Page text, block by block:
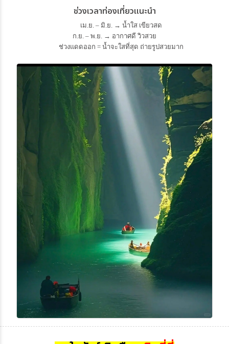
ช่วงเวลาท่องเที่ยวแนะนำ
เม.ย. – มิ.ย. → น้ำใส เขียวสด
ก.ย. – พ.ย. → อากาศดี วิวสวย
ช่วงแดดออก = น้ำจะใสที่สุด ถ่ายรูปสวยมาก